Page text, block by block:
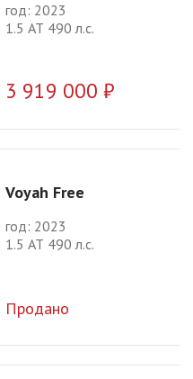
год: 2023
1.5 АТ 490 л.с.
3 919 000 ₽
Voyah Free
год: 2023
1.5 АТ 490 л.с.
Продано